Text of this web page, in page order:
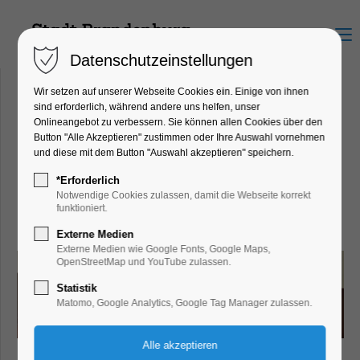
Menu
Gedenkstätte Zuchthaus
Brandenburg-Görden
Anton-Saefkow-Allee 38, 14772
Brandenburg an der Havel
Datenschutzeinstellungen
Wir setzen auf unserer Webseite Cookies ein. Einige von ihnen
sind erforderlich, während andere uns helfen, unser
Onlineangebot zu verbessern. Sie können allen Cookies über den
Button "Alle Akzeptieren" zustimmen oder Ihre Auswahl vornehmen
und diese mit dem Button "Auswahl akzeptieren" speichern.
*Erforderlich
Notwendige Cookies zulassen, damit die Webseite korrekt
funktioniert.
Externe Medien
Externe Medien wie Google Fonts, Google Maps,
OpenStreetMap und YouTube zulassen.
Statistik
Matomo, Google Analytics, Google Tag Manager zulassen.